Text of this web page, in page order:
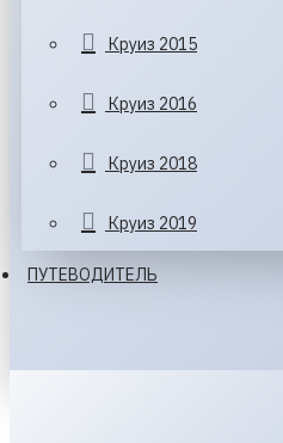
Круиз 2015
Круиз 2016
Круиз 2018
Круиз 2019
ПУТЕВОДИТЕЛЬ